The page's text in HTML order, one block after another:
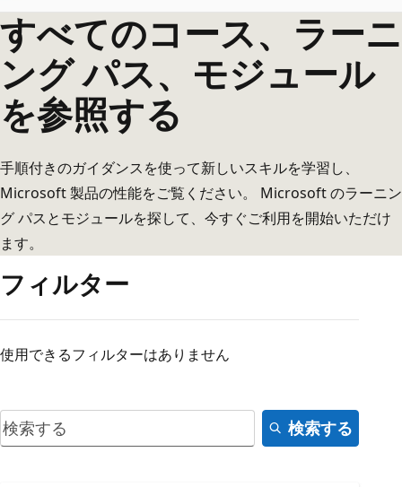
プ
すべてのコース、ラーニ
ング パス、モジュール
を参照する
手順付きのガイダンスを使って新しいスキルを学習し、
Microsoft 製品の性能をご覧ください。 Microsoft のラーニン
グ パスとモジュールを探して、今すぐご利用を開始いただけ
ます。
フィルター
使用できるフィルターはありません
検索する